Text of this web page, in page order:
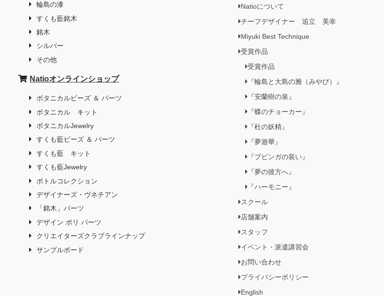
輪島の漆
すくも藍銘木
銘木
シルバー
その他
Natioオンラインショップ
ボタニカルビーズ ＆ パーツ
ボタニカル キット
ボタニカルJewelry
すくも藍ビーズ ＆ パーツ
すくも藍 キット
すくも藍Jewelry
ボトルコレクション
デザイナーズ・ヴネチアン
「銘木」パーツ
デザイン ポリ パーツ
クリエイターズクラブラインナップ
サンプルボード
Natioについて
チーフデザイナー 追立 美幸
Miyuki Best Technique
受賞作品
受賞作品
『輪島と大島の雅（みやび）』
『安蘭樹の泉』
『蝶のチョーカー』
『杜の妖精』
『夢遊華』
『ブビンガの装い』
『夢の彼方へ』
『ハーモニー』
スクール
店舗案内
スタッフ
イベント・派遣講習会
お問い合わせ
プライバシーポリシー
English